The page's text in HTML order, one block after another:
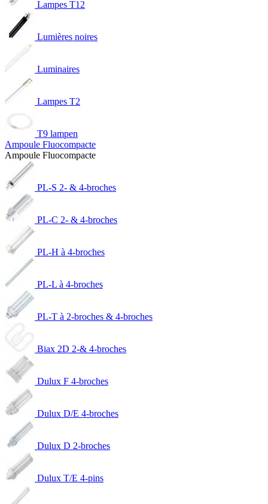
Lampes T12
Lumières noires
Luminaires
Lampes T2
T9 lampen
Ampoule Fluocompacte
Ampoule Fluocompacte
PL-S 2- & 4-broches
PL-C 2- & 4-broches
PL-H à 4-broches
PL-L à 4-broches
PL-T à 2-broches & 4-broches
Biax 2D 2-& 4-broches
Dulux F 4-broches
Dulux D/E 4-broches
Dulux D 2-broches
Dulux T/E 4-pins